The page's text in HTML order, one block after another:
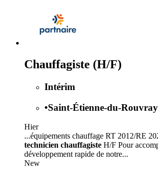
Chauffagiste (H/F)
Intérim
•Saint-Étienne-du-
Hier
...équipements chauffage RT 2012/RE
technicien chauffagiste H/F Pour
développement rapide de notre...
New